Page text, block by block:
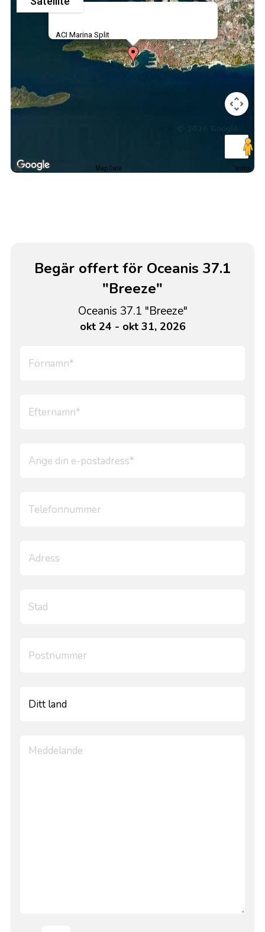
ACI Marina Split
Map Data Terms
Begär offert för Oceanis 37.1
"Breeze"
Oceanis 37.1 "Breeze"
okt 24 - okt 31, 2026